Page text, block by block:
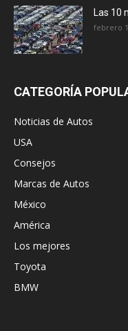
Las 10
febrero
CATEGORÍA
Noticias de Autos
USA
Consejos
Marcas de Autos
México
América
Los mejores
Toyota
BMW